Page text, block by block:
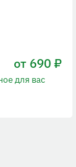
от 690 ₽
для вас